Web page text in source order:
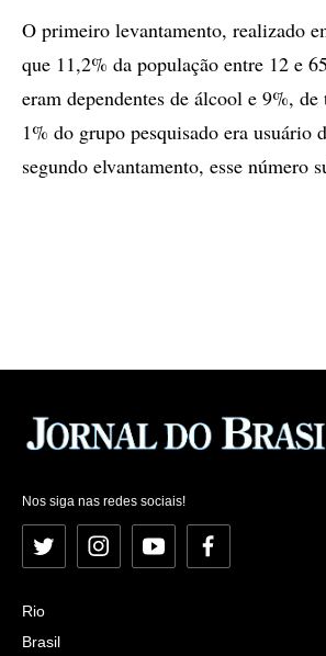
O primeiro levantamento, realizado
que 11,2% da população entre 12 e
eram dependentes de álcool e 9%,
1% do grupo pesquisado era usuário
segundo elvantamento, esse número
Nos siga nas redes sociais!
Twitter InstagramYouTubeFacebook
Rio
Brasil